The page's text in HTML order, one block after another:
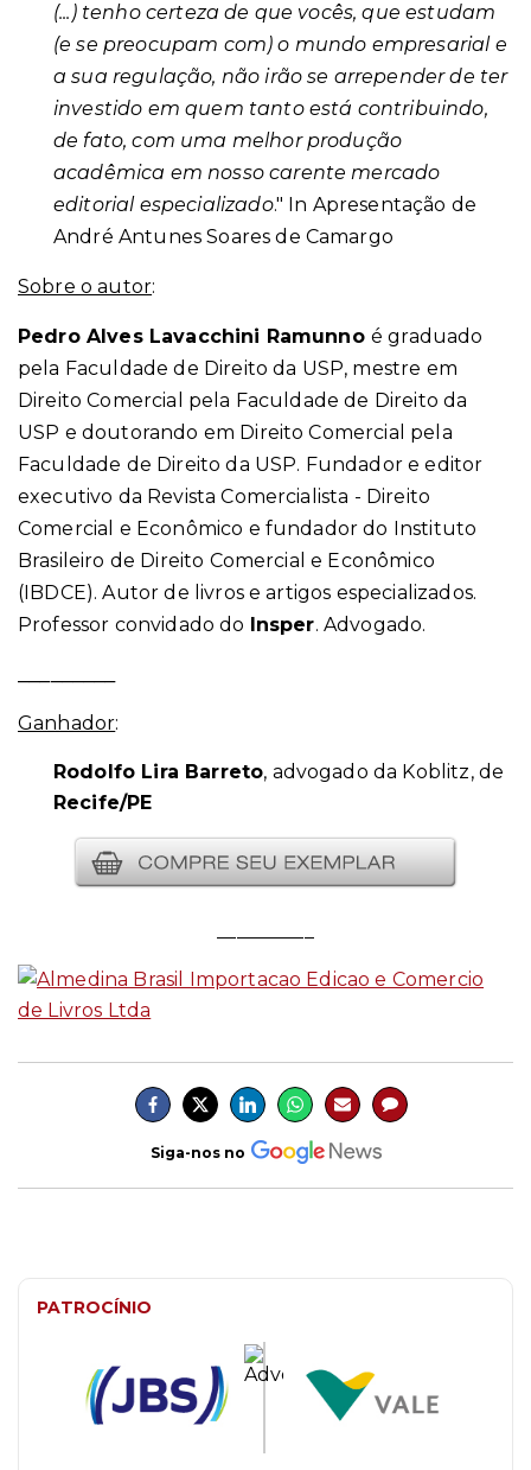
(...) tenho certeza de que vocês, que estudam
(e se preocupam com) o mundo empresarial e
a sua regulação, não irão se arrepender de ter
investido em quem tanto está contribuindo,
de fato, com uma melhor produção
acadêmica em nosso carente mercado
editorial especializado." In Apresentação de
André Antunes Soares de Camargo
Sobre o autor:
Pedro Alves Lavacchini Ramunno é graduado
pela Faculdade de Direito da USP, mestre em
Direito Comercial pela Faculdade de Direito da
USP e doutorando em Direito Comercial pela
Faculdade de Direito da USP. Fundador e editor
executivo da Revista Comercialista - Direito
Comercial e Econômico e fundador do Instituto
Brasileiro de Direito Comercial e Econômico
(IBDCE). Autor de livros e artigos especializados.
Professor convidado do Insper. Advogado.
Ganhador:
Rodolfo Lira Barreto, advogado da Koblitz, de
Recife/PE
Siga-nos no
PATROCÍNIO